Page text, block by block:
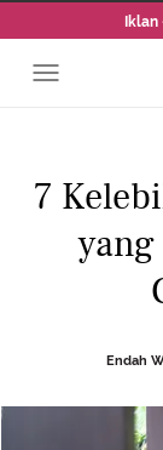
7
Endah